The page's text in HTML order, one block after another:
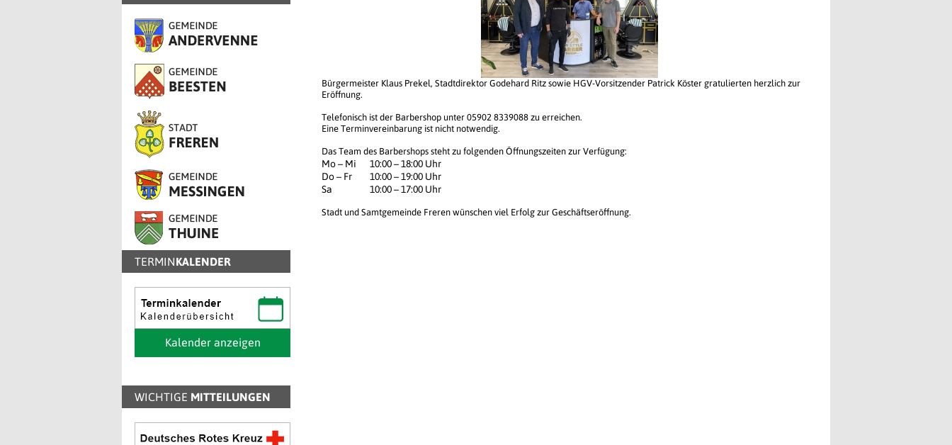
TERMINKALENDER
Kalender anzeigen
WICHTIGE MITTEILUNGEN
Bürgermeister Klaus Prekel, Stadtdirektor Godehard Ritz sowie HGV-Vorsitzender Patrick Köster gratulierten herzlich zur
Eröffnung.
Telefonisch ist der Barbershop unter 05902 8339088 zu erreichen.
Eine Terminvereinbarung ist nicht notwendig.
Das Team des Barbershops steht zu folgenden Öffnungszeiten zur Verfügung:
Mo – Mi
10:00 – 18:00 Uhr
Do – Fr
10:00 – 19:00 Uhr
Sa
10:00 – 17:00 Uhr
Stadt und Samtgemeinde Freren wünschen viel Erfolg zur Geschäftseröffnung.